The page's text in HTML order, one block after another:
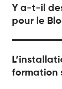
Y a-t-il
pour le
formation